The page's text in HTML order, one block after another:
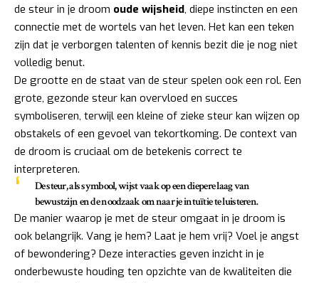
de steur in je droom oude wijsheid, diepe instincten en een
connectie met de wortels van het leven. Het kan een teken
zijn dat je verborgen talenten of kennis bezit die je nog niet
volledig benut.
De grootte en de staat van de steur spelen ook een rol. Een
grote, gezonde steur kan overvloed en succes
symboliseren, terwijl een kleine of zieke steur kan wijzen op
obstakels of een gevoel van tekortkoming. De context van
de droom is cruciaal om de betekenis correct te
interpreteren.
De steur, als symbool, wijst vaak op een diepere laag van
bewustzijn en de noodzaak om naar je intuïtie te luisteren.
De manier waarop je met de steur omgaat in je droom is
ook belangrijk. Vang je hem? Laat je hem vrij? Voel je angst
of bewondering? Deze interacties geven inzicht in je
onderbewuste houding ten opzichte van de kwaliteiten die